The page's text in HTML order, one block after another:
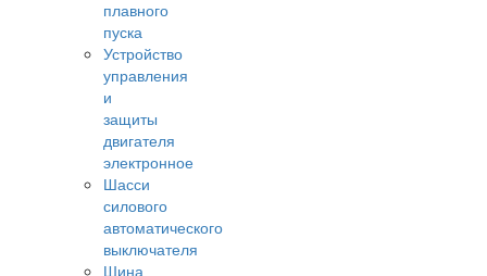
плавного
пуска
Устройство
управления
и
защиты
двигателя
электронное
Шасси
силового
автоматического
выключателя
Шина